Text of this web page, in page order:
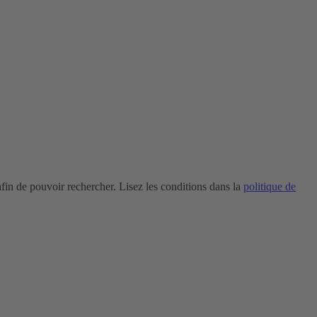
de pouvoir rechercher. Lisez les conditions dans la politique de